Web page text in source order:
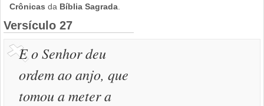
Crônicas da Bíblia Sagrada
Versículo 27
E o Senhor deu
ordem ao anjo, que
tomou a meter a